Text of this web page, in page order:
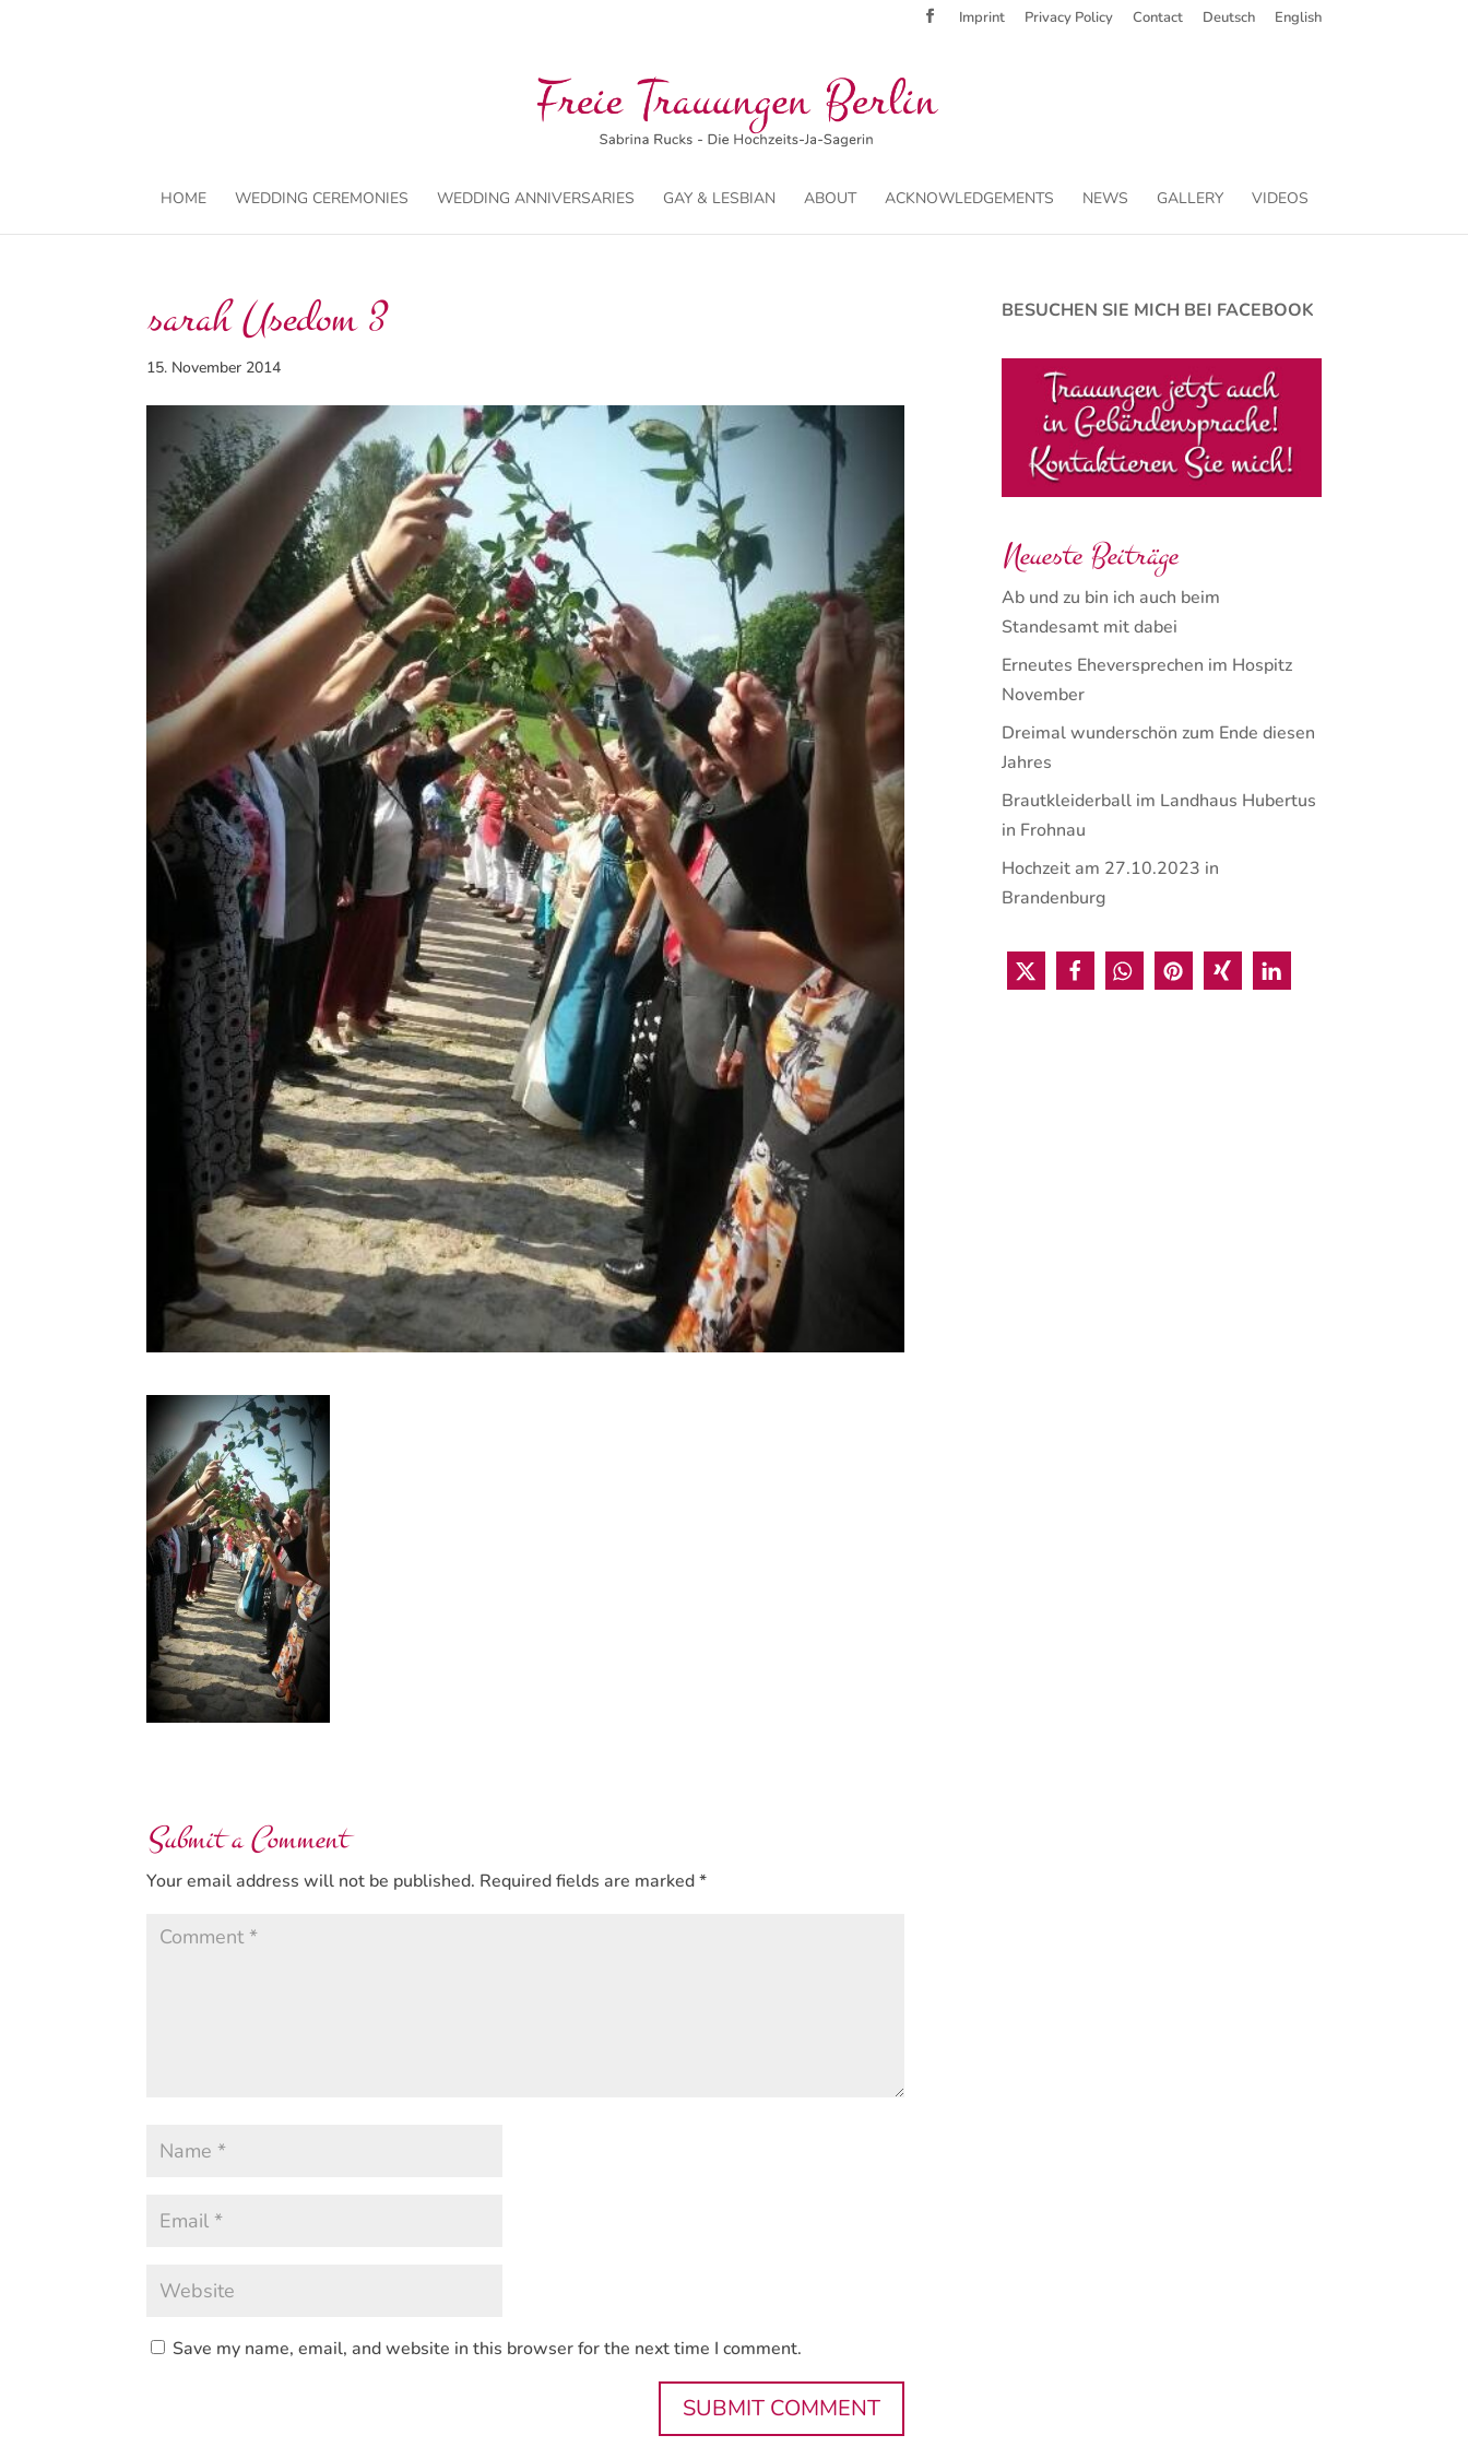
Imprint Privacy Policy Contact Deutsch English
HOME WEDDING CEREMONIES WEDDING ANNIVERSARIES GAY & LESBIAN ABOUT ACKNOWLEDGEMENTS NEWS GALLERY VIDEOS
sarah Usedom 3
15. November 2014
Submit a Comment
Your email address will not be published. Required fields are marked*
Save my name, email, and website in this browser for the next time I comment.
BESUCHEN SIE MICH BEI FACEBOOK
Neueste Beiträge
Ab und zu bin ich auch beim
Standesamt mit dabei
Erneutes Eheversprechen im Hospitz
November
Dreimal wunderschön zum Ende diesen
Jahres
Brautkleiderball im Landhaus Hubertus
in Frohnau
Hochzeit am 27.10.2023 in
Brandenburg